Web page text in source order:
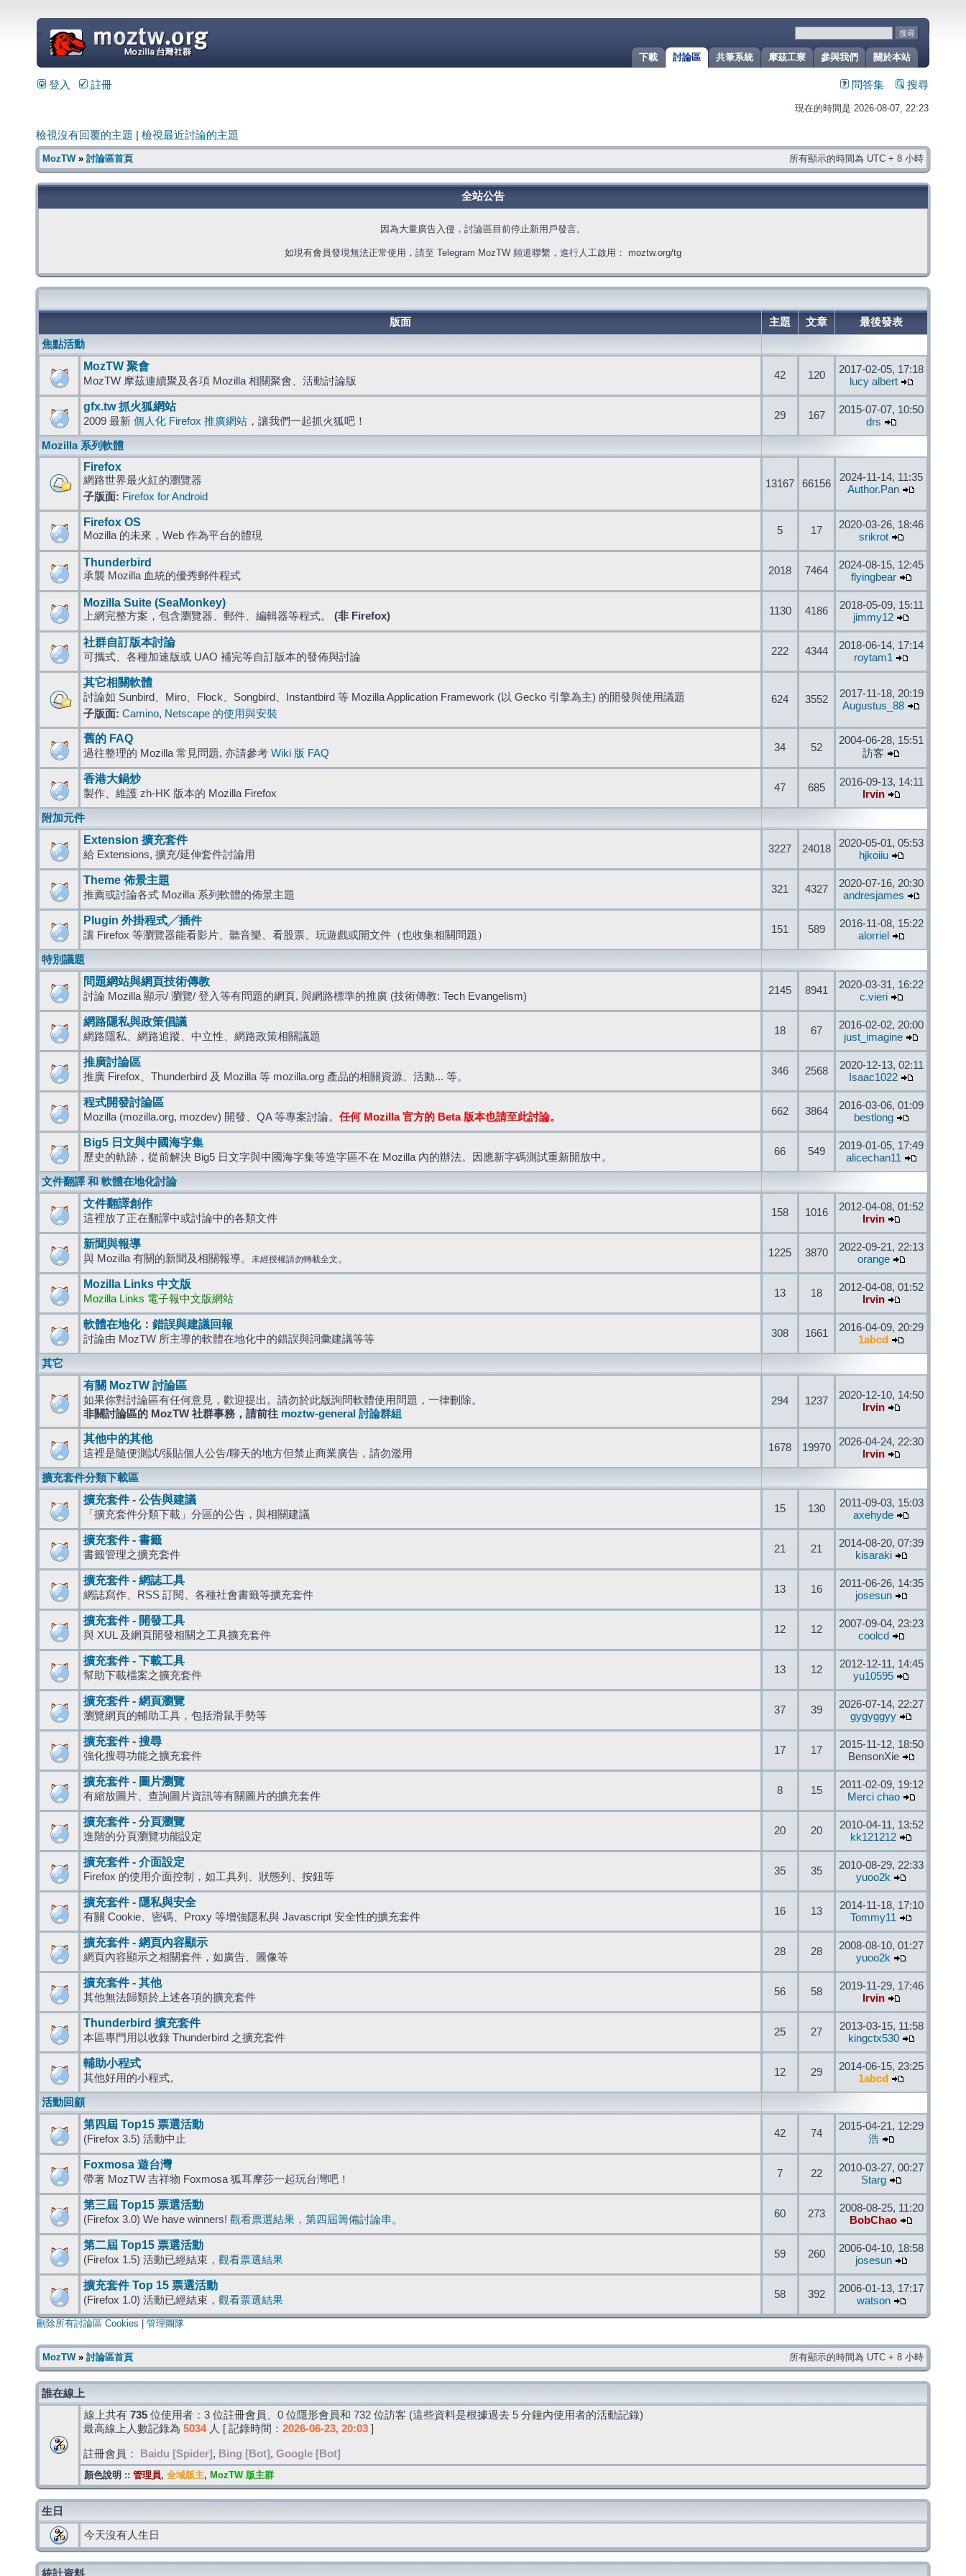
關於本站
參與我們
摩茲工寮
共筆系統
討論區
下載
=
登入 註冊 問答集 搜尋
現在的時間是 2026-08-07, 22:23
檢視沒有回覆的主題 檢視最近討論的主題
MozTW» 討論區首頁 所有顯示的時間為 UTC + 8 小時
全站公告
因為大量廣告入侵，討論區目前停止新用戶發言。
如現有會員發現無法正常使用，請至 Telegram MozTW 頻道聯繫，進行人工啟用： moztw.org/tg
版面 主題 文章
最後發表
焦點活動
MozTW 聚會
MozTW 摩茲連續聚及各項 Mozilla 相關聚會、活動討論版 42 120
2017-02-05, 17:18
lucy albert
gfx.tw 抓火狐網站
2009 最新 個人化 Firefox 推廣網站 ，讓我們一起抓火狐吧！ 29 167
2015-07-07, 10:50
drs
Mozilla 系列軟體
Firefox
網路世界最火紅的瀏覽器
子版面: Firefox for Android
13167 66156
2024-11-14, 11:35
Author.Pan
Firefox OS
Mozilla 的未來，Web 作為平台的體現 5 17
2020-03-26, 18:46
srikrot
Thunderbird
承襲 Mozilla 血統的優秀郵件程式 2018 7464
2024-08-15, 12:45
flyingbear
Mozilla Suite (SeaMonkey)
上網完整方案，包含瀏覽器、郵件、編輯器等程式。 (非 Firefox) 1130 4186
2018-05-09, 15:11
jimmy12
社群自訂版本討論
可攜式、各種加速版或 UAO 補完等自訂版本的發佈與討論 222 4344
2018-06-14, 17:14
roytam1
其它相關軟體
討論如 Sunbird、Miro、Flock、Songbird、Instantbird 等 Mozilla Application Framework (以 Gecko 引擎為主) 的開發與使用議題
子版面: Camino, Netscape 的使用與安裝
624 3552
2017-11-18, 20:19
Augustus_88
舊的 FAQ
過往整理的 Mozilla 常見問題, 亦請參考 Wiki 版 FAQ 34 52
2004-06-28, 15:51
訪客
香港大鍋炒
製作、維護 zh-HK 版本的 Mozilla Firefox 47 685
2016-09-13, 14:11
Irvin
附加元件
Extension 擴充套件
給 Extensions, 擴充/延伸套件討論用 3227 24018
2020-05-01, 05:53
hjkoiiu
Theme 佈景主題
推薦或討論各式 Mozilla 系列軟體的佈景主題 321 4327
2020-07-16, 20:30
andresjames
Plugin 外掛程式╱插件
讓 Firefox 等瀏覽器能看影片、聽音樂、看股票、玩遊戲或開文件（也收集相關問題） 151 589
2016-11-08, 15:22
alorriel
特別議題
問題網站與網頁技術傳教
討論 Mozilla 顯示/ 瀏覽/ 登入等有問題的網頁, 與網路標準的推廣 (技術傳教: Tech Evangelism) 2145 8941
2020-03-31, 16:22
c.vieri
網路隱私與政策倡議
網路隱私、網路追蹤、中立性、網路政策相關議題 18 67
2016-02-02, 20:00
just_imagine
推廣討論區
推廣 Firefox、Thunderbird 及 Mozilla 等 mozilla.org 產品的相關資源、活動... 等。 346 2568
2020-12-13, 02:11
Isaac1022
程式開發討論區
Mozilla (mozilla.org, mozdev) 開發、QA 等專案討論。 任何 Mozilla 官方的 Beta 版本也請至此討論。 662 3864
2016-03-06, 01:09
bestlong
Big5 日文與中國海字集
歷史的軌跡，從前解決 Big5 日文字與中國海字集等造字區不在 Mozilla 內的辦法。因應新字碼測試重新開放中。 66 549
2019-01-05, 17:49
alicechan11
文件翻譯 和 軟體在地化討論
文件翻譯創作
這裡放了正在翻譯中或討論中的各類文件 158 1016
2012-04-08, 01:52
Irvin
新聞與報導
與 Mozilla 有關的新聞及相關報導。 未經授權請勿轉載全文 。 1225 3870
2022-09-21, 22:13
orange
Mozilla Links 中文版
Mozilla Links 電子報中文版網站 13 18
2012-04-08, 01:52
Irvin
軟體在地化：錯誤與建議回報
討論由 MozTW 所主導的軟體在地化中的錯誤與詞彙建議等等 308 1661
2016-04-09, 20:29
1abcd
其它
有關 MozTW 討論區
如果你對討論區有任何意見，歡迎提出。請勿於此版詢問軟體使用問題，一律刪除。
非關討論區的 MozTW 社群事務，請前往 moztw-general 討論群組
294 1237
2020-12-10, 14:50
Irvin
其他中的其他
這裡是隨便測試/張貼個人公告/聊天的地方但禁止商業廣告，請勿濫用 1678 19970
2026-04-24, 22:30
Irvin
擴充套件分類下載區
擴充套件 - 公告與建議
「擴充套件分類下載」分區的公告，與相關建議 15 130
2011-09-03, 15:03
axehyde
擴充套件 - 書籤
書籤管理之擴充套件 21 21
2014-08-20, 07:39
kisaraki
擴充套件 - 網誌工具
網誌寫作、RSS 訂閱、各種社會書籤等擴充套件 13 16
2011-06-26, 14:35
josesun
擴充套件 - 開發工具
與 XUL 及網頁開發相關之工具擴充套件 12 12
2007-09-04, 23:23
coolcd
擴充套件 - 下載工具
幫助下載檔案之擴充套件 13 12
2012-12-11, 14:45
yu10595
擴充套件 - 網頁瀏覽
瀏覽網頁的輔助工具，包括滑鼠手勢等 37 39
2026-07-14, 22:27
gygyggyy
擴充套件 - 搜尋
強化搜尋功能之擴充套件 17 17
2015-11-12, 18:50
BensonXie
擴充套件 - 圖片瀏覽
有縮放圖片、查詢圖片資訊等有關圖片的擴充套件 8 15
2011-02-09, 19:12
Merci chao
擴充套件 - 分頁瀏覽
進階的分頁瀏覽功能設定 20 20
2010-04-11, 13:52
kk121212
擴充套件 - 介面設定
Firefox 的使用介面控制，如工具列、狀態列、按鈕等 35 35
2010-08-29, 22:33
yuoo2k
擴充套件 - 隱私與安全
有關 Cookie、密碼、Proxy 等增強隱私與 Javascript 安全性的擴充套件 16 13
2014-11-18, 17:10
Tommy11
擴充套件 - 網頁內容顯示
網頁內容顯示之相關套件，如廣告、圖像等 28 28
2008-08-10, 01:27
yuoo2k
擴充套件 - 其他
其他無法歸類於上述各項的擴充套件 56 58
2019-11-29, 17:46
Irvin
Thunderbird 擴充套件
本區專門用以收錄 Thunderbird 之擴充套件 25 27
2013-03-15, 11:58
kingctx530
輔助小程式
其他好用的小程式。 12 29
2014-06-15, 23:25
1abcd
活動回顧
第四屆 Top15 票選活動
(Firefox 3.5) 活動中止 42 74
2015-04-21, 12:29
浩
Foxmosa 遊台灣
帶著 MozTW 吉祥物 Foxmosa 狐耳摩莎一起玩台灣吧！ 7 22
2010-03-27, 00:27
Starg
第三屆 Top15 票選活動
(Firefox 3.0) We have winners! 觀看票選結果 ， 第四屆籌備討論串 。 60 273
2008-08-25, 11:20
BobChao
第二屆 Top15 票選活動
(Firefox 1.5) 活動已經結束， 觀看票選結果 59 260
2006-04-10, 18:58
josesun
擴充套件 Top 15 票選活動
(Firefox 1.0) 活動已經結束， 觀看票選結果 58 392
2006-01-13, 17:17
watson
刪除所有討論區 Cookies 管理團隊
MozTW» 討論區首頁 所有顯示的時間為 UTC + 8 小時
誰在線上
線上共有 735 位使用者：3 位註冊會員、0 位隱形會員和 732 位訪客 (這些資料是根據過去 5 分鐘內使用者的活動記錄)
最高線上人數記錄為 5034人 [ 記錄時間： 2026-06-23, 20:03 ]
註冊會員： Baidu [Spider] , Bing [Bot] , Google [Bot]
顏色說明 :: 管理員, 全域版主, MozTW 版主群
生日
今天沒有人生日